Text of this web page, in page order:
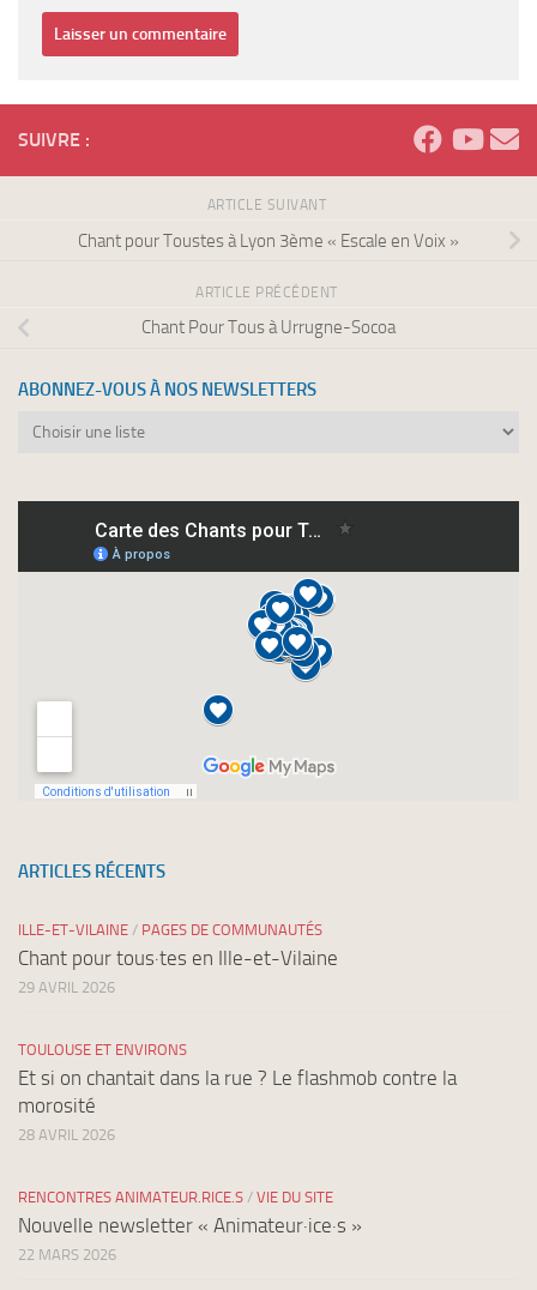
SUIVRE :
ARTICLE SUIVANT
Chant pour Toustes à Lyon 3ème « Escale en Voix »
ARTICLE PRÉCÉDENT
Chant Pour Tous à Urrugne-Socoa
ABONNEZ-VOUS À NOS NEWSLETTERS
Abonnez-
newsletters
ARTICLES RÉCENTS
ILLE-ET-VILAINE / PAGES DE COMMUNAUTÉS
Chant pour tous·tes en Ille-et-Vilaine
29 AVRIL 2026
TOULOUSE ET ENVIRONS
Et si on chantait dans la rue ? Le flashmob contre la
morosité
28 AVRIL 2026
RENCONTRES ANIMATEUR.RICE.S / VIE DU SITE
Nouvelle newsletter « Animateur·ice·s »
22 MARS 2026